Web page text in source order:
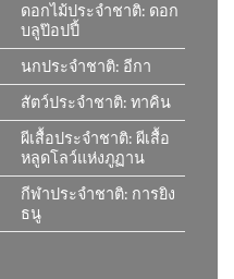
ดอกไม้ประจำชาติ: ดอก
บลูป๊อปปี้
นกประจำชาติ: อีกา
สัตว์ประจำชาติ: ทาคิน
ผีเสื้อประจำชาติ: ผีเสื้อ
หลูดโลว์แห่งภูฏาน
กีฬาประจำชาติ: การยิง
ธนู